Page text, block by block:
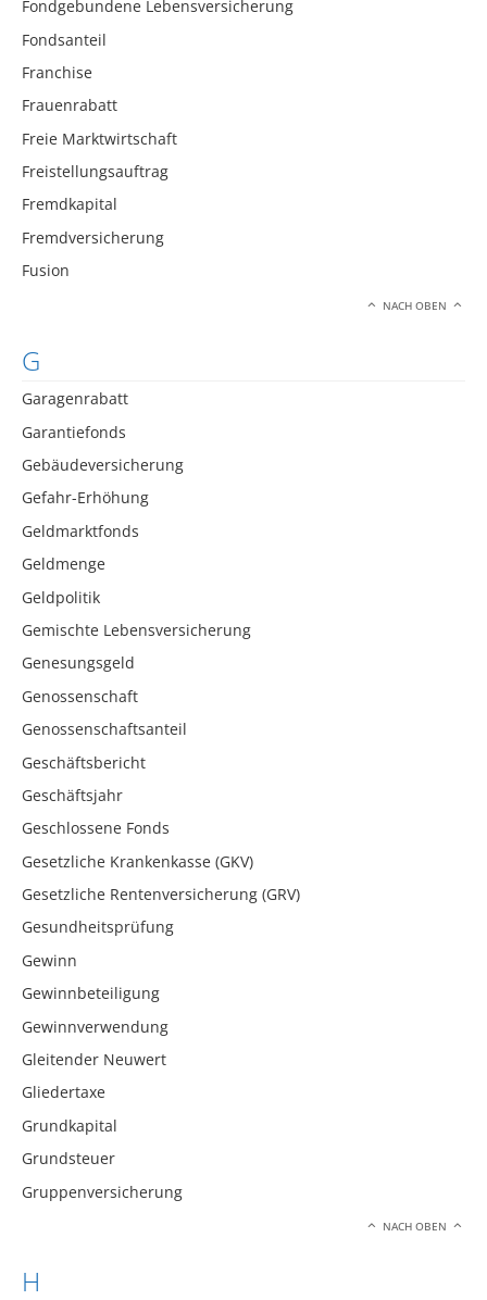
Fondgebundene Lebensversicherung
Fondsanteil
Franchise
Frauenrabatt
Freie Marktwirtschaft
Freistellungsauftrag
Fremdkapital
Fremdversicherung
Fusion
NACH OBEN
G
Garagenrabatt
Garantiefonds
Gebäudeversicherung
Gefahr-Erhöhung
Geldmarktfonds
Geldmenge
Geldpolitik
Gemischte Lebensversicherung
Genesungsgeld
Genossenschaft
Genossenschaftsanteil
Geschäftsbericht
Geschäftsjahr
Geschlossene Fonds
Gesetzliche Krankenkasse (GKV)
Gesetzliche Rentenversicherung (GRV)
Gesundheitsprüfung
Gewinn
Gewinnbeteiligung
Gewinnverwendung
Gleitender Neuwert
Gliedertaxe
Grundkapital
Grundsteuer
Gruppenversicherung
NACH OBEN
H